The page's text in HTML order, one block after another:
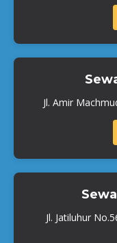
Jl. Amir
Jl. Jatiluhur